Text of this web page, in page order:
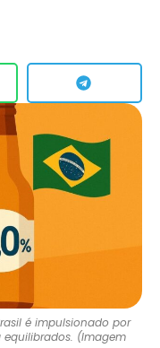
é impulsionado por
(Imagem